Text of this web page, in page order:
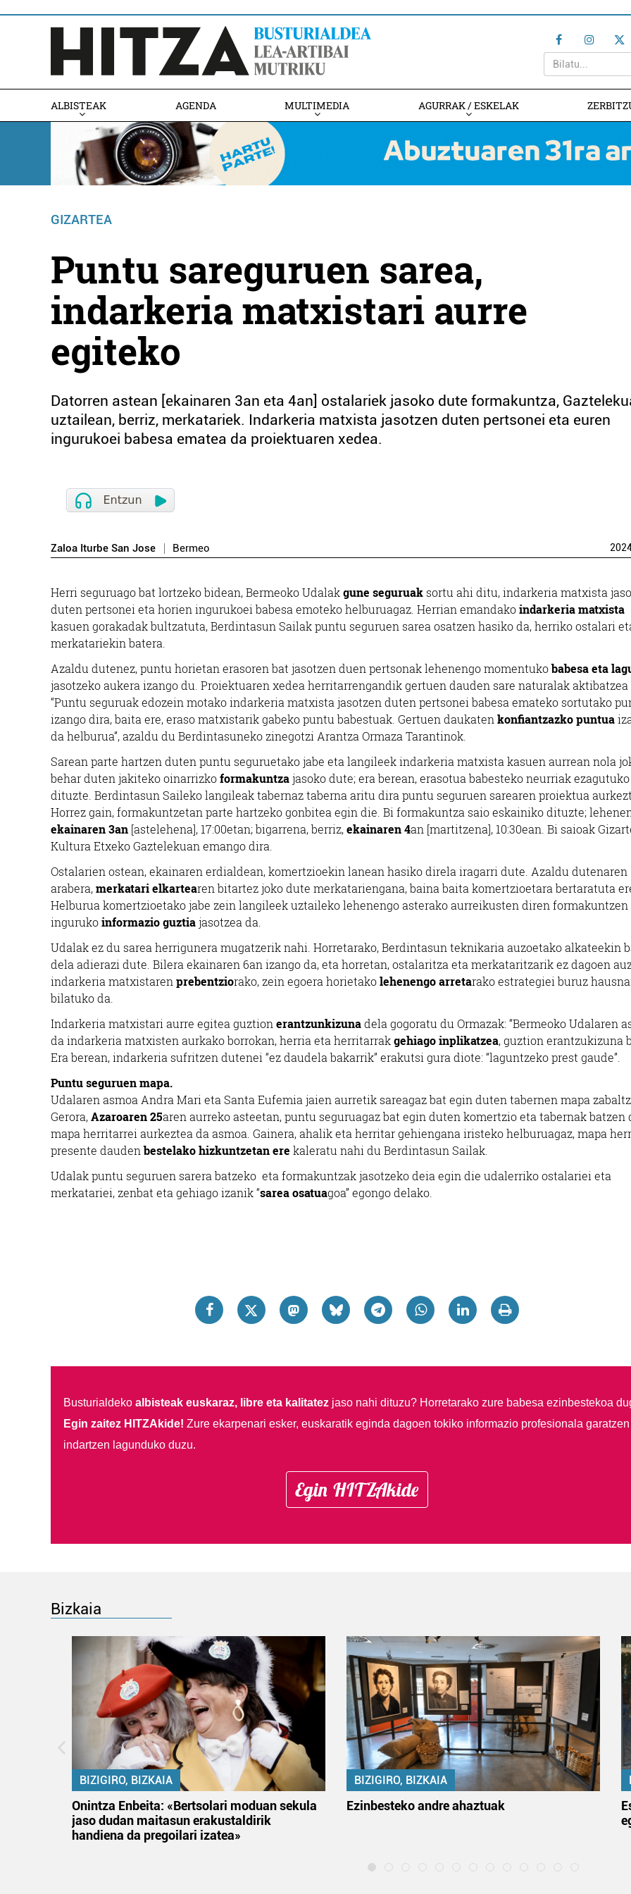
ALBISTEAK AGENDA MULTIMEDIA AGURRAK / ESKELAK
GIZARTEA
Puntu sareguruen sarea,
indarkeria matxistari aurre
egiteko
Datorren astean [ekainaren 3an eta 4an] ostalariek jasoko dute formakuntza,
uztailean, berriz, merkatariek. Indarkeria matxista jasotzen duten pertsonei eta euren
ingurukoei babesa ematea da proiektuaren xedea.
Zaloa Iturbe San Jose Bermeo
Herri seguruago bat lortzeko bidean, Bermeoko Udalakgune seguruak sortu ahi ditu, indarkeria matxista
duten pertsonei eta horien ingurukoei babesa emoteko helburuagaz. Herrian emandakoindarkeria matxista
kasuen gorakadak bultzatuta, Berdintasun Sailak puntu seguruen sarea osatzen hasiko da, herriko ostalari
merkatariekin batera.
Azaldu dutenez, puntu horietan erasoren bat jasotzen duen pertsonak lehenengo momentukobabesa eta
jasotzeko aukera izango du. Proiektuaren xedea herritarrengandik gertuen dauden sare naturalak aktibatzea
“Puntu seguruak edozein motako indarkeria matxista jasotzen duten pertsonei babesa emateko sortutako
izango dira, baita ere, eraso matxistarik gabeko puntu babestuak. Gertuen daukaten konfiantzazko puntua
da helburua”, azaldu du Berdintasuneko zinegotzi Arantza Ormaza Tarantinok.
Sarean parte hartzen duten puntu seguruetako jabe eta langileek indarkeria matxista kasuen aurrean nola
behar duten jakiteko oinarrizkoformakuntza jasoko dute; era berean, erasotua babesteko neurriak ezagutuko
dituzte. Berdintasun Saileko langileak tabernaz taberna aritu dira puntu seguruen sarearen proiektua
Horrez gain, formakuntzetan parte hartzeko gonbitea egin die. Bi formakuntza saio eskainiko dituzte;
ekainaren 3an [astelehena], 17:00etan; bigarrena, berriz,ekainaren 4an [martitzena], 10:30ean. Bi saioak
Kultura Etxeko Gaztelekuan emango dira.
Ostalarien ostean, ekainaren erdialdean, komertzioekin lanean hasiko direla iragarri dute. Azaldu dutenaren
arabera,merkatari elkartearen bitartez joko dute merkatariengana, baina baita komertzioetara bertaratuta
Helburua komertzioetako jabe zein langileek uztaileko lehenengo asterako aurreikusten diren formakuntzen
ingurukoinformazio guztia jasotzea da.
Udalak ez du sarea herrigunera mugatzerik nahi. Horretarako, Berdintasun teknikaria auzoetako alkateekin
dela adierazi dute. Bilera ekainaren 6an izango da, eta horretan, ostalaritza eta merkataritzarik ez dagoen
indarkeria matxistaren prebentziorako, zein egoera horietakolehenengo arretarako estrategiei buruz
bilatuko da.
Indarkeria matxistari aurre egitea guztion erantzunkizunadela gogoratu du Ormazak: “Bermeoko Udalaren
da indarkeria matxisten aurkako borrokan, herria eta herritarrakgehiago inplikatzea, guztion erantzukizuna
Era berean, indarkeria sufritzen dutenei “ez daudela bakarrik” erakutsi gura diote: “laguntzeko prest gaude”.
Puntu seguruen mapa.
Udalaren asmoa Andra Mari eta Santa Eufemia jaien aurretik sareagaz bat egin duten tabernen mapa
Gerora,Azaroaren 25aren aurreko asteetan, puntu seguruagaz bat egin duten komertzio eta tabernak batzen
mapa herritarrei aurkeztea da asmoa. Gainera, ahalik eta herritar gehiengana iristeko helburuagaz, mapa
presente daudenbestelako hizkuntzetan ere kaleratu nahi du Berdintasun Sailak.
Udalak puntu seguruen sarera batzeko eta formakuntzak jasotzeko deia egin die udalerriko ostalariei eta
merkatariei, zenbat eta gehiago izanik “sarea osatuagoa” egongo delako.
Busturialdeko albisteak euskaraz, libre eta kalitatezjaso nahi dituzu? Horretarako zure babesa ezinbestekoa
Egin zaitez HITZAkide! Zure ekarpenari esker, euskaratik eginda dagoen tokiko informazio profesionala garatzen
indartzen lagunduko duzu.
Egin HITZAkide
Bizkaia
BIZIGIRO, BIZKAIA
Onintza Enbeita: «Bertsolari moduan sekula
jaso dudan maitasun erakustaldirik
handiena da pregoilari izatea»
BIZIGIRO, BIZKAIA
Ezinbesteko andre ahaztuak